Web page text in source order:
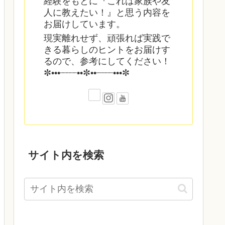
人に教えたい！』と思う内容を
お届けしています。
現実離れせず、頑張れば実践で
きる暮らしのヒントをお届けす
るので、参考にしてください！
✼•••┈┈┈••✼••┈┈┈•••✼
サイト内を検索